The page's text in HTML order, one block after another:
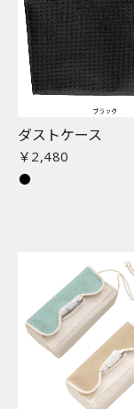
ダストケース
￥2,480